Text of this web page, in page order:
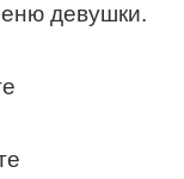
девушки.